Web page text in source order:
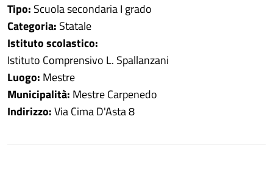
network
Facebook
su
Twitter
Condividi
su
Condividi
Whatsapp
Tipo: Scuola secondaria I grado
Categoria: Statale
Istituto scolastico:
Istituto Comprensivo L. Spallanzani
Luogo: Mestre
Municipalità: Mestre Carpenedo
Indirizzo:Via Cima D'Asta 8